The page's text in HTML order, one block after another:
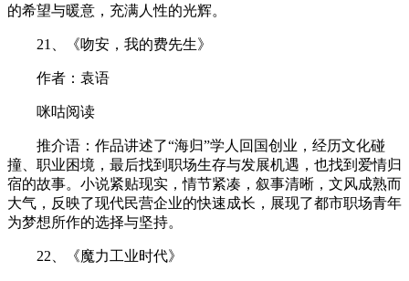
的希望与暖意，充满人性的光辉。
21、《吻安，我的费先生》
作者：袁语
咪咕阅读
推介语：作品讲述了“海归”学人回国创业，经历文化碰
撞、职业困境，最后找到职场生存与发展机遇，也找到爱情归
宿的故事。小说紧贴现实，情节紧凑，叙事清晰，文风成熟而
大气，反映了现代民营企业的快速成长，展现了都市职场青年
为梦想所作的选择与坚持。
22、《魔力工业时代》